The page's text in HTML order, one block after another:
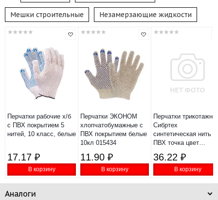
Мешки строительные Незамерзающие жидкости
Перчатки рабочие х/б
с ПВХ покрытием 5
нитей, 10 класс, белые
17.17 ₽
В корзину
Перчатки ЭКОНОМ
хлопчатобумажные с
ПВХ покрытием белые
10кл 015434
11.90 ₽
В корзину
Перчатки
Сибртех
синтетическая нить
ПВХ точка цвет
67848
36.22 ₽
В корзину
Аналоги